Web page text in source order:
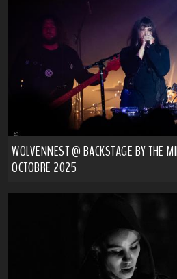
WOLVENNEST @ BACKSTAGE BY THE
OCTOBRE 2025